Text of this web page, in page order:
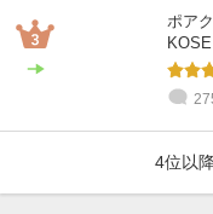
ポア
KOSE
4位以